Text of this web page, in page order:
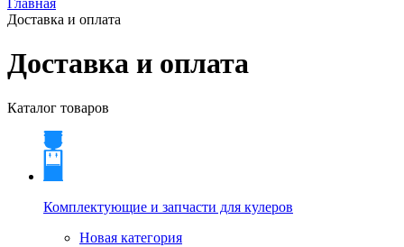
Главная
Доставка и оплата
Доставка и оплата
Каталог товаров
Комплектующие и запчасти для кулеров
Новая категория